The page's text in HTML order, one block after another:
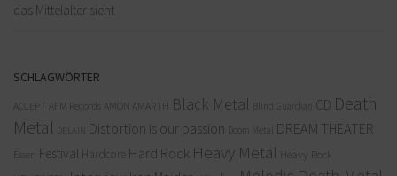
das Mittelalter sieht
SCHLAGWÖRTER
ACCEPT AFM Records AMON AMARTH Black Metal Blind Guardian CD Death
Metal
DELAIN Distortion is our passion Doom Metal DREAM THEATER
Essen Festival Hardcore Hard Rock Heavy Metal Heavy Rock